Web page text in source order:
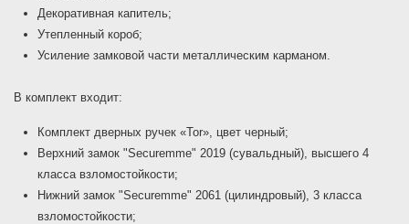
Декоративная капитель;
Утепленный короб;
Усиление замковой части металлическим карманом.
В комплект входит:
Комплект дверных ручек «Tor», цвет черный;
Верхний замок "Securemme" 2019 (сувальдный), высшего 4
класса взломостойкости;
Нижний замок "Securemme" 2061 (цилиндровый), 3 класса
взломостойкости;